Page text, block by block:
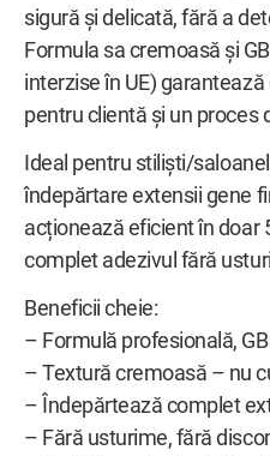
sigură și delicată, fără a
Formula sa cremoasă și
interzise în UE)
pentru clientă și un proces
Ideal pentru stiliști/
îndepărtare extensii gene
acționează eficient în doar
complet adezivul fără
Beneficii cheie:
– Formulă profesională,
– Textură cremoasă – nu
– Îndepărtează complet
– Fără usturime, fără